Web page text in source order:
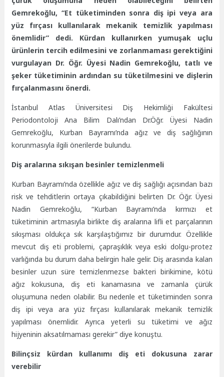
Gemrekoğlu, “Et tüketiminden sonra diş ipi veya ara
yüz fırçası kullanılarak mekanik temizlik yapılması
önemlidir” dedi. Kürdan kullanırken yumuşak uçlu
ürünlerin tercih edilmesini ve zorlanmaması gerektiğini
vurgulayan Dr. Öğr. Üyesi Nadin Gemrekoğlu, tatlı ve
şeker tüketiminin ardından su tüketilmesini ve dişlerin
fırçalanmasını önerdi.
İstanbul Atlas Üniversitesi Diş Hekimliği Fakültesi
Periodontoloji Ana Bilim Dalı’ndan Dr.Öğr. Üyesi Nadin
Gemrekoğlu, Kurban Bayramı’nda ağız ve diş sağlığının
korunmasıyla ilgili önerilerde bulundu.
Diş aralarına sıkışan besinler temizlenmeli
Kurban Bayramı’nda özellikle ağız ve diş sağlığı açısından bazı
risk ve tehditlerin ortaya çıkabildiğini belirten Dr. Öğr. Üyesi
Nadin Gemrekoğlu, “Kurban Bayramı’nda kırmızı et
tüketiminin artmasıyla birlikte diş aralarına lifli et parçalarının
sıkışması oldukça sık karşılaştığımız bir durumdur. Özellikle
mevcut diş eti problemi, çapraşıklık veya eski dolgu-protez
varlığında bu durum daha belirgin hale gelir. Diş arasında kalan
besinler uzun süre temizlenmezse bakteri birikimine, kötü
ağız kokusuna, diş eti kanamasına ve zamanla çürük
oluşumuna neden olabilir. Bu nedenle et tüketiminden sonra
diş ipi veya ara yüz fırçası kullanılarak mekanik temizlik
yapılması önemlidir. Ayrıca yeterli su tüketimi ve ağız
hijyeninin aksatılmaması gerekir” diye konuştu.
Bilinçsiz kürdan kullanımı diş eti dokusuna zarar
verebilir